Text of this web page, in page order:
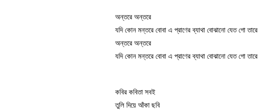
অন্তরে অন্তরে
যদি কোন মন্তরে বোবা এ প্রাণের ব্যাথা বোঝানো যেত গো তারে
অন্তরে অন্তরে
যদি কোন মন্তরে বোবা এ প্রাণের ব্যাথা বোঝানো যেত গো তারে
কবির কবিতা সবই
তুলি দিয়ে আঁকা ছবি